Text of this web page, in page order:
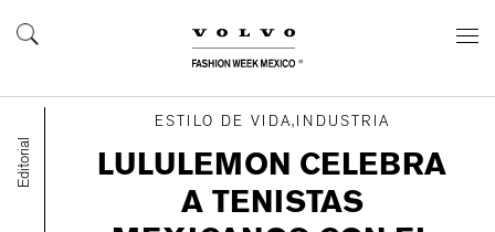
Editorial
ESTILO DE VIDA,INDUSTRIA
LULULEMON CELEBRA
A TENISTAS